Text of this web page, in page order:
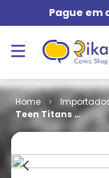
Pague em
Teen Titans -
Volume 3 # 31